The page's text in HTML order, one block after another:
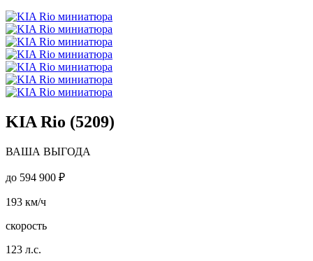
KIA Rio (5209)
ВАША ВЫГОДА
до 594 900 ₽
193 км/ч
скорость
123 л.с.